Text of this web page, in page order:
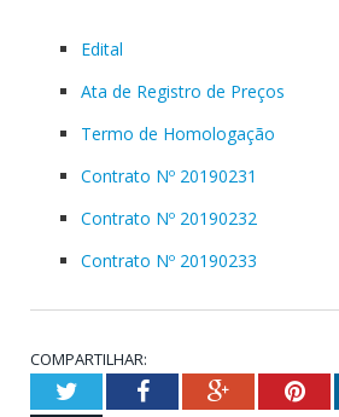
Edital
Ata de Registro de Preços
Termo de Homologação
Contrato Nº 20190231
Contrato Nº 20190232
Contrato Nº 20190233
COMPARTILHAR:
TwitterFacebookGoogle+